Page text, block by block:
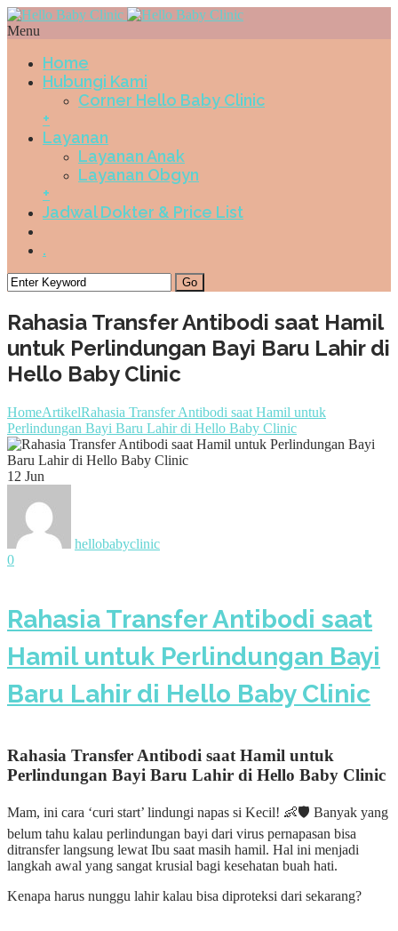
Menu
Home
Hubungi Kami
Corner Hello Baby Clinic
+
Layanan
Layanan Anak
Layanan Obgyn
+
Jadwal Dokter & Price List
.
Rahasia Transfer Antibodi saat Hamil
untuk Perlindungan Bayi Baru Lahir di
Hello Baby Clinic
HomeArtikelRahasia Transfer Antibodi saat Hamil untuk
Perlindungan Bayi Baru Lahir di Hello Baby Clinic
12 Jun
hellobabyclinic
0
Rahasia Transfer Antibodi saat
Hamil untuk Perlindungan Bayi
Baru Lahir di Hello Baby Clinic
Rahasia Transfer Antibodi saat Hamil untuk
Perlindungan Bayi Baru Lahir di Hello Baby Clinic
Mam, ini cara ‘curi start’ lindungi napas si Kecil! 👶🛡️ Banyak yang
belum tahu kalau perlindungan bayi dari virus pernapasan bisa
ditransfer langsung lewat Ibu saat masih hamil. Hal ini menjadi
langkah awal yang sangat krusial bagi kesehatan buah hati.
Kenapa harus nunggu lahir kalau bisa diproteksi dari sekarang?